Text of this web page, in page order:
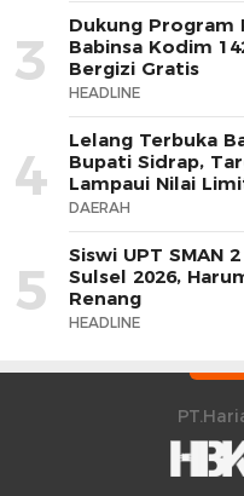
3
Dukung Program
Babinsa Kodim
Bergizi Gratis
HEADLINE
4
Lelang Terbuka
Bupati Sidrap,
Lampaui Nilai
DAERAH
5
Siswi UPT SMAN
Sulsel 2026,
Renang
HEADLINE